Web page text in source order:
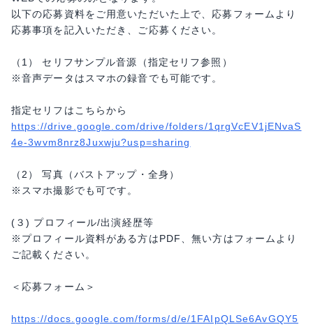
以下の応募資料をご用意いただいた上で、応募フォームより
応募事項を記入いただき、ご応募ください。
（1） セリフサンプル音源（指定セリフ参照）
※音声データはスマホの録音でも可能です。
指定セリフはこちらから
https://drive.google.com/drive/folders/1qrgVcEV1jENvaS
4e-3wvm8nrz8Juxwju?usp=sharing
（2） 写真（バストアップ・全身）
※スマホ撮影でも可です。
(３) プロフィール/出演経歴等
※プロフィール資料がある方はPDF、無い方はフォームより
ご記載ください。
＜応募フォーム＞
https://docs.google.com/forms/d/e/1FAIpQLSe6AvGQY5